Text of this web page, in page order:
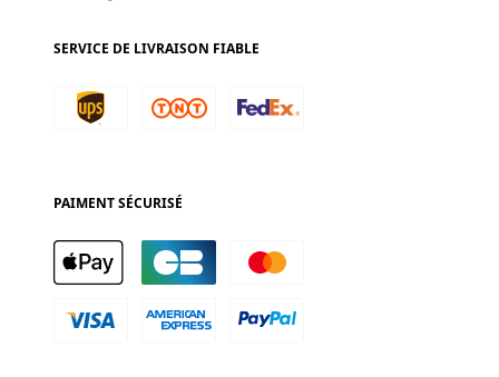
SERVICE DE LIVRAISON FIABLE
PAIMENT SÉCURISÉ